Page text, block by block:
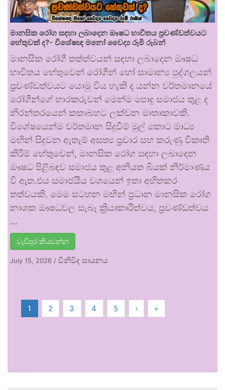
මානසික රෝග සඳහා ලබාදෙන ඖෂධ භාවිතය ප්‍රචණ්ඩත්වයට
හේතුවක් ද?- විශේෂඥ මනෝ වෛද්‍ය රූමි රූබන්
මානසික රෝගී තත්ත්වයන් සඳහා ලබාදෙන ඖෂධ
භාවිතය හේතුවෙන් රෝගීන් හෝ සාමාන්‍ය පුද්ගලයන්
ප්‍රචණ්ඩත්වයට යොමු විය හැකි ද යන්න වර්තමානයේ
රෝගීන්ගේ භාරකරුවන් මෙන්ම පොදු සමාජය තුළ ද
නිරන්තරයෙන් කතාබහට ලක්වන මාතෘකාවකි.
විශේෂයෙන්ම වර්තමාන සිදුවීම් මුල් කොට මාධ්‍ය
මඟින් සිදුවන ඇතැම් අසත්‍ය ප්‍රචාර සහ කරුණු විකෘති
කිරීම් හේතුවෙන්, මානසික රෝග සඳහා ලබාදෙන
ඖෂධ පිළිබඳව සමාජය තුළ අනියත බියක් නිර්මාණය
වී ඇත.එය සමාජයීය වශයෙන් ඉතා අහිතකර
තත්වයකි. මෙම සටහන මඟින් ප්‍රධාන මානසික රෝග
නාශක ඖෂධවල සැබෑ ක්‍රියාකාරීත්වය, ප්‍රචණ්ඩත්වය
…
වැඩිපුර කියවන්න
July 15, 2026 / විනිවිද සායනය
1 2 3 4 5 › »